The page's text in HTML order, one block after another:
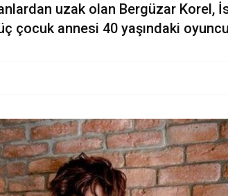
uzak olan Bergüzar Korel,
çocuk annesi 40 yaşındaki